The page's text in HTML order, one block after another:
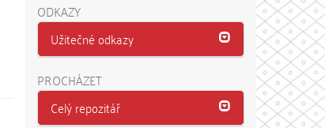
ODKAZY
Užitečné odkazy
PROCHÁZET
Celý repozitář